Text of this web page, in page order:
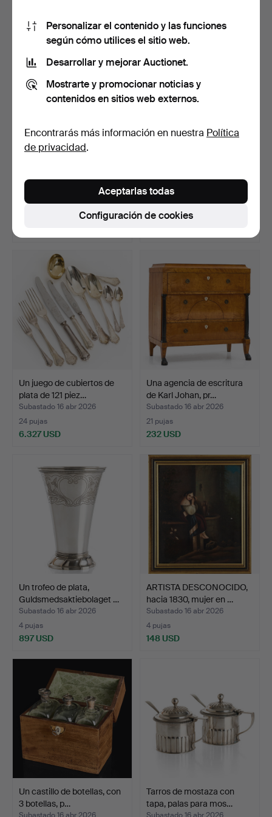
197 USD 633 USD
Caballete de suelo de hierro
Subastado 16 abr 2026
Un juego de vajilla «Onion
Pattern» de 62 …
Subastado 16 abr 2026
31 pujas
Un juego de cubiertos de
plata de 121 piez…
Subastado 16 abr 2026
24 pujas
6.327 USD
Una agencia de escritura
de Karl Johan, pr…
Subastado 16 abr 2026
21 pujas
232 USD
Un trofeo de plata,
Guldsmedsaktiebolaget …
Subastado 16 abr 2026
4 pujas
897 USD
ARTISTA DESCONOCIDO,
hacia 1830, mujer en …
Subastado 16 abr 2026
4 pujas
148 USD
Un castillo de botellas, con
3 botellas, p…
Subastado 16 abr 2026
Tarros de mostaza con
tapa, palas para mos…
Subastado 16 abr 2026
Personalizar el contenido y las funciones
según cómo utilices el sitio web.
Desarrollar y mejorar Auctionet.
Mostrarte y promocionar noticias y
contenidos en sitios web externos.
Encontrarás más información en nuestra Política
de privacidad.
Configuración de cookies
Aceptarlas todas